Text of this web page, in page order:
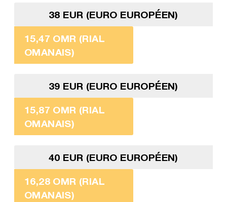
38 EUR (EURO EUROPÉEN)
15,47 OMR (RIAL
OMANAIS)
39 EUR (EURO EUROPÉEN)
15,87 OMR (RIAL
OMANAIS)
40 EUR (EURO EUROPÉEN)
16,28 OMR (RIAL
OMANAIS)